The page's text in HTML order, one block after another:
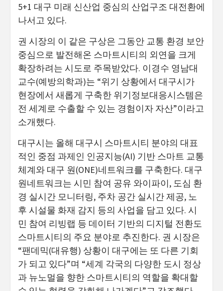
5+1 대구 미래 신산업 중심의 산업구조 대전환에
나서고 있다.
권 시장의 이 같은 구상은 그동안 교통 환경 보안
중심으로 발전해온 스마트시티의 외연을 크게
확장하려는 시도로 주목받았다. 이경수 영남대
교수(예방의학과)는 “위기 상황에서 대구시가
현장에서 새롭게 구축한 위기정보대응시스템은
전 세계로 수출할 수 있는 경험이자 자산”이라고
소개했다.
대구시는 올해 대구시 스마트시티 분야의 대표
적인 중점 과제인 인공지능(AI) 기반 스마트 교통
체계와 대구 원(ONE)네트워크를 구축한다. 대구
원네트워크는 시민 참여 공유 와이파이, 도심 환
경 실시간 모니터링, 주차 공간 실시간 제공, 노
후 시설물 화재 감지 등의 사업을 담고 있다. 시
민 참여 리빙랩 등 데이터 기반의 디지털 전환도
스마트시티의 주요 분야로 추진한다. 권 시장은
“팬데믹(대유행) 상황이 대구에는 또 다른 기회
가 되고 있다”며 “세계 각국의 다양한 도시 정상
과 뉴노멀을 향한 스마트시티의 역할을 확대할